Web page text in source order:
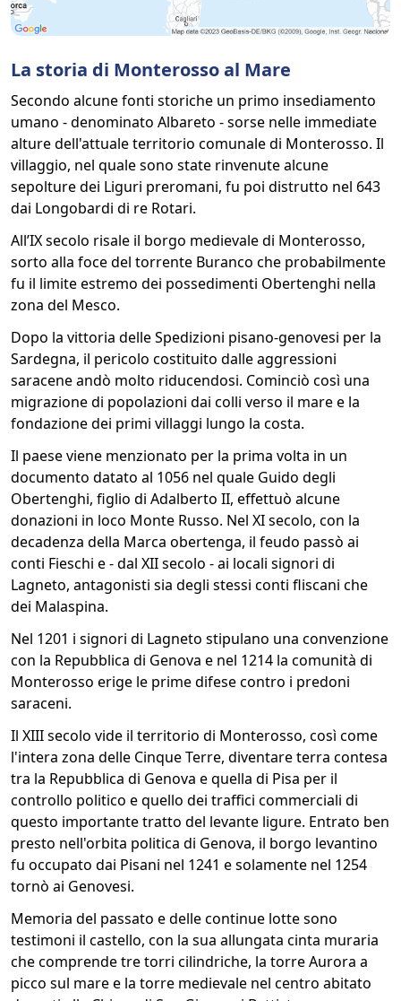
La storia di Monterosso al Mare
Secondo alcune fonti storiche un primo insediamento
umano - denominato Albareto - sorse nelle immediate
alture dell'attuale territorio comunale di Monterosso. Il
villaggio, nel quale sono state rinvenute alcune
sepolture dei Liguri preromani, fu poi distrutto nel 643
dai Longobardi di re Rotari.
All’IX secolo risale il borgo medievale di Monterosso,
sorto alla foce del torrente Buranco che probabilmente
fu il limite estremo dei possedimenti Obertenghi nella
zona del Mesco.
Dopo la vittoria delle Spedizioni pisano-genovesi per la
Sardegna, il pericolo costituito dalle aggressioni
saracene andò molto riducendosi. Cominciò così una
migrazione di popolazioni dai colli verso il mare e la
fondazione dei primi villaggi lungo la costa.
Il paese viene menzionato per la prima volta in un
documento datato al 1056 nel quale Guido degli
Obertenghi, figlio di Adalberto II, effettuò alcune
donazioni in loco Monte Russo. Nel XI secolo, con la
decadenza della Marca obertenga, il feudo passò ai
conti Fieschi e - dal XII secolo - ai locali signori di
Lagneto, antagonisti sia degli stessi conti fliscani che
dei Malaspina.
Nel 1201 i signori di Lagneto stipulano una convenzione
con la Repubblica di Genova e nel 1214 la comunità di
Monterosso erige le prime difese contro i predoni
saraceni.
Il XIII secolo vide il territorio di Monterosso, così come
l'intera zona delle Cinque Terre, diventare terra contesa
tra la Repubblica di Genova e quella di Pisa per il
controllo politico e quello dei traffici commerciali di
questo importante tratto del levante ligure. Entrato ben
presto nell'orbita politica di Genova, il borgo levantino
fu occupato dai Pisani nel 1241 e solamente nel 1254
tornò ai Genovesi.
Memoria del passato e delle continue lotte sono
testimoni il castello, con la sua allungata cinta muraria
che comprende tre torri cilindriche, la torre Aurora a
picco sul mare e la torre medievale nel centro abitato